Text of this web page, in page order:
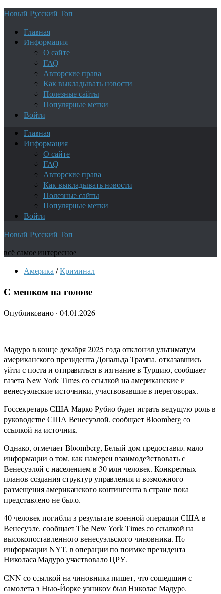
Новый Русский Топ
Главная
Информация
О сайте
FAQ
Авторские права
Как выкладывать новости
Полезные сайты
Популярные метки
Войти
Главная
Информация
О сайте
FAQ
Авторские права
Как выкладывать новости
Полезные сайты
Популярные метки
Войти
Новый Русский Топ
всё самое интересное
Америка /Криминал
С мешком на голове
Опубликовано · 04.01.2026
Мадуро в конце декабря 2025 года отклонил ультиматум
американского президента Дональда Трампа, отказавшись
уйти с поста и отправиться в изгнание в Турцию, сообщает
газета New York Times со ссылкой на американские и
венесуэльские источники, участвовавшие в переговорах.
Госсекретарь США Марко Рубио будет играть ведущую роль в
руководстве США Венесуэлой, сообщает Bloomberg со
ссылкой на источник.
Однако, отмечает Bloomberg, Белый дом предоставил мало
информации о том, как намерен взаимодействовать с
Венесуэлой с населением в 30 млн человек. Конкретных
планов создания структур управления и возможного
размещения американского контингента в стране пока
представлено не было.
40 человек погибли в результате военной операции США в
Венесуэле, сообщает The New York Times со ссылкой на
высокопоставленного венесуэльского чиновника. По
информации NYT, в операции по поимке президента
Николаса Мадуро участвовало ЦРУ.
СNN со ссылкой на чиновника пишет, что сошедшим с
самолета в Нью-Йорке узником был Николас Мадуро.